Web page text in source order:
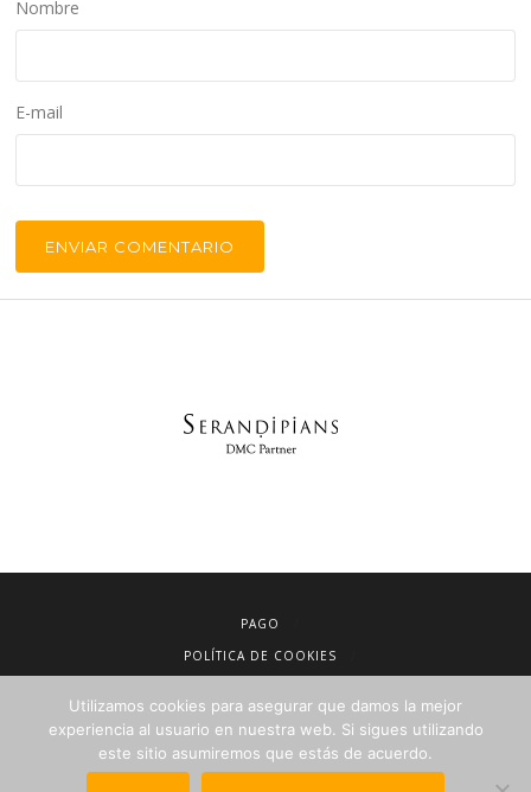
Nombre
E-mail
PAGO
POLÍTICA DE COOKIES
CONDICIONES DE VENTA
POLÍTICA DE PRIVACIDAD
Utilizamos cookies para asegurar que damos la mejor
experiencia al usuario en nuestra web. Si sigues utilizando
este sitio asumiremos que estás de acuerdo.